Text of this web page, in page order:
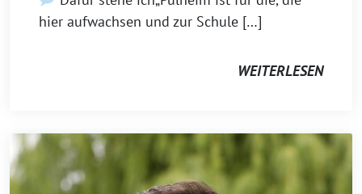
hier aufwachsen und zur Schule […]
WEITERLESEN